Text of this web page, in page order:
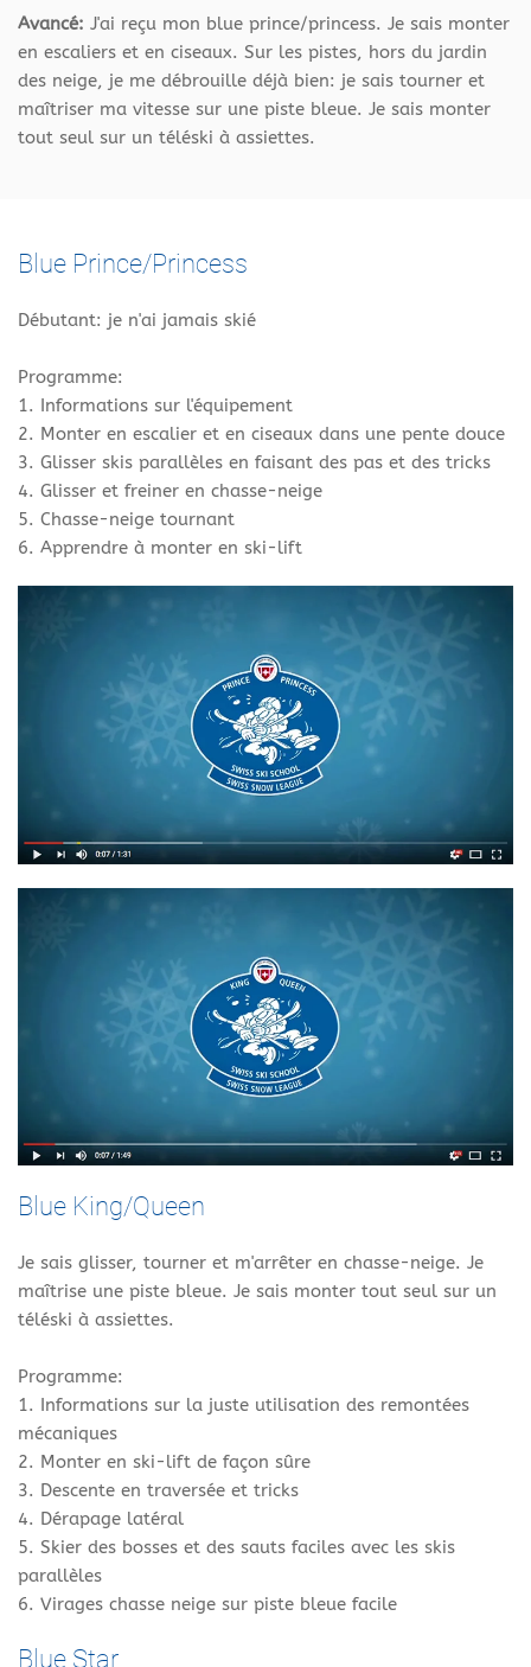
Avancé: J'ai reçu mon blue prince/princess. Je sais monter
en escaliers et en ciseaux. Sur les pistes, hors du jardin
des neige, je me débrouille déjà bien: je sais tourner et
maîtriser ma vitesse sur une piste bleue. Je sais monter
tout seul sur un téléski à assiettes.
Blue Prince/Princess
Débutant: je n'ai jamais skié
Programme:
1. Informations sur l'équipement
2. Monter en escalier et en ciseaux dans une pente douce
3. Glisser skis parallèles en faisant des pas et des tricks
4. Glisser et freiner en chasse-neige
5. Chasse-neige tournant
6. Apprendre à monter en ski-lift
Blue King/Queen
Je sais glisser, tourner et m'arrêter en chasse-neige. Je
maîtrise une piste bleue. Je sais monter tout seul sur un
téléski à assiettes.
Programme:
1. Informations sur la juste utilisation des remontées
mécaniques
2. Monter en ski-lift de façon sûre
3. Descente en traversée et tricks
4. Dérapage latéral
5. Skier des bosses et des sauts faciles avec les skis
parallèles
6. Virages chasse neige sur piste bleue facile
Blue Star